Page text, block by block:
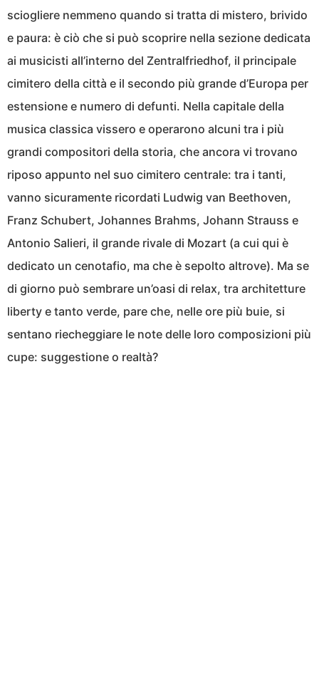
sciogliere nemmeno quando si tratta di mistero, brivido
e paura: è ciò che si può scoprire nella sezione dedicata
ai musicisti all’interno del Zentralfriedhof, il principale
cimitero della città e il secondo più grande d’Europa per
estensione e numero di defunti. Nella capitale della
musica classica vissero e operarono alcuni tra i più
grandi compositori della storia, che ancora vi trovano
riposo appunto nel suo cimitero centrale: tra i tanti,
vanno sicuramente ricordati Ludwig van Beethoven,
Franz Schubert, Johannes Brahms, Johann Strauss e
Antonio Salieri, il grande rivale di Mozart (a cui qui è
dedicato un cenotafio, ma che è sepolto altrove). Ma se
di giorno può sembrare un’oasi di relax, tra architetture
liberty e tanto verde, pare che, nelle ore più buie, si
sentano riecheggiare le note delle loro composizioni più
cupe: suggestione o realtà?